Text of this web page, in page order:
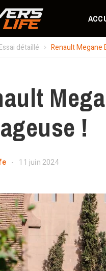
détaillé Renault Megane
!
11 juin 2024